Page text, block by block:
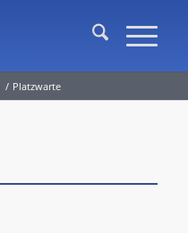
/ Platzwarte